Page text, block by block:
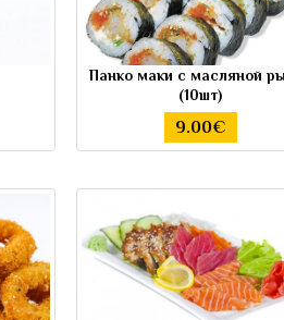
Панко маки с масляной
(10шт)
9.00€